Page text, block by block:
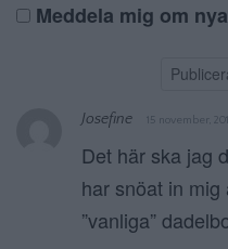
Meddela mig om
Josefine 15 november,
Det här ska jag
har snöat in
”vanliga”